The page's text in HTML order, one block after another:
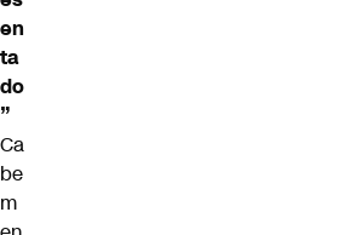
en
ta
do
”
Ca
be
m